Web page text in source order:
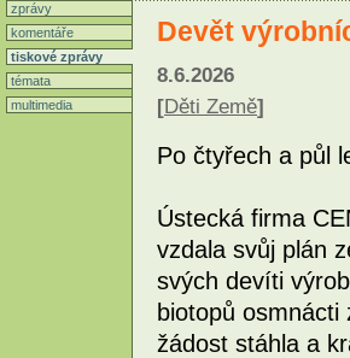
zprávy
komentáře
tiskové zprávy
témata
multimedia
Devět
8.6.2026
[Děti Země]
Po čtyřech a půl
Ústecká firma
vzdala svůj plán
svých devíti
biotopů
žádost stáhla a